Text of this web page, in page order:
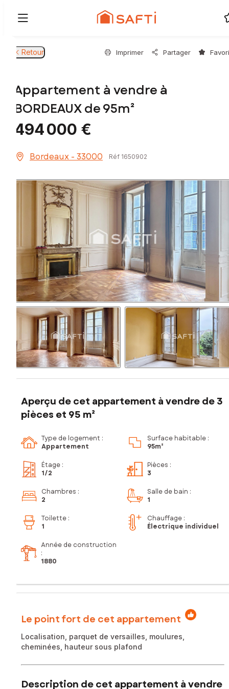
Retour Imprimer Partager
Appartement à vendre à
BORDEAUX de 95m²
494 000 €
Bordeaux - 33000 Réf 1650902
Aperçu de cet appartement à vendre de 3
pièces et 95 m²
Type de logement :
Appartement
Surface habitable :
95m²
Étage :
1/2
Pièces :
3
Chambres :
2
Salle de bain :
1
Toilette :
1
Chauffage :
Électrique individuel
Année de construction
:
1880
Le point fort de cet appartement
Localisation, parquet de versailles, moulures,
cheminées, hauteur sous plafond
Description de cet appartement à vendre